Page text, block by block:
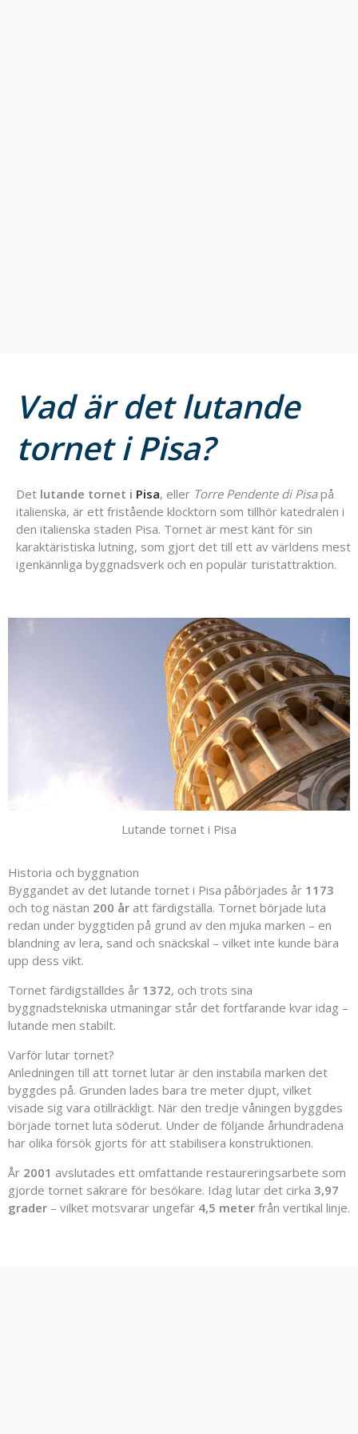
Vad är det lutande
tornet i Pisa?
Det lutande tornet i Pisa, eller Torre Pendente di Pisapå
italienska, är ett fristående klocktorn som tillhör katedralen i
den italienska staden Pisa. Tornet är mest känt för sin
karaktäristiska lutning, som gjort det till ett av världens mest
igenkännliga byggnadsverk och en populär turistattraktion.
Lutande tornet i Pisa
Historia och byggnation
Byggandet av det lutande tornet i Pisa påbörjades år 1173
och tog nästan 200 år att färdigställa. Tornet började luta
redan under byggtiden på grund av den mjuka marken – en
blandning av lera, sand och snäckskal – vilket inte kunde bära
upp dess vikt.
Tornet färdigställdes år 1372, och trots sina
byggnadstekniska utmaningar står det fortfarande kvar idag –
lutande men stabilt.
Varför lutar tornet?
Anledningen till att tornet lutar är den instabila marken det
byggdes på. Grunden lades bara tre meter djupt, vilket
visade sig vara otillräckligt. När den tredje våningen byggdes
började tornet luta söderut. Under de följande århundradena
har olika försök gjorts för att stabilisera konstruktionen.
År 2001 avslutades ett omfattande restaureringsarbete som
gjorde tornet säkrare för besökare. Idag lutar det cirka 3,97
grader – vilket motsvarar ungefär 4,5 meter från vertikal linje.